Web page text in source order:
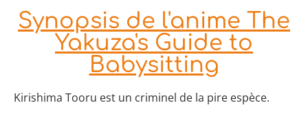
Synopsis de l'anime The
Yakuza's Guide to
Babysitting
Kirishima Tooru est un criminel de la pire espèce.